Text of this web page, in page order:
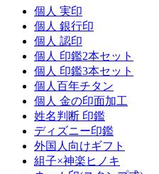
個人 実印
個人 銀行印
個人 認印
個人 印鑑2本セット
個人 印鑑3本セット
個人百年チタン
個人 金の印面加工
姓名判断 印鑑
ディズニー印鑑
外国人向けギフト
組子×神楽ヒノキ